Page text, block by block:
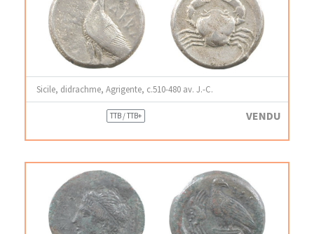
Sicile, didrachme, Agrigente, c.510-480 av. J.-C.
TTB / TTB+ VENDU